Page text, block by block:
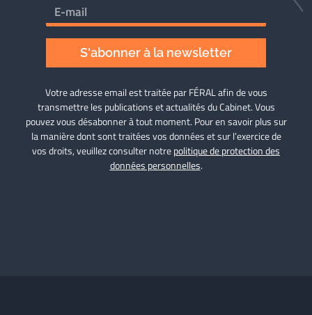
S'abonner à la newsletter
Votre adresse email est traitée par FÉRAL afin de vous
transmettre les publications et actualités du Cabinet. Vous
pouvez vous désabonner à tout moment. Pour en savoir plus sur
la manière dont sont traitées vos données et sur l’exercice de
vos droits, veuillez consulter notrepolitique de protection des
données personnelles.